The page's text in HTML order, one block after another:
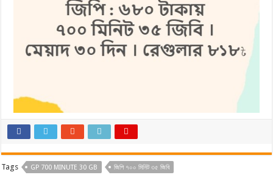
Tags GP 700 MINUTE 30 GB জিপি ৭০০ মিনিট ৩৫ জিবি